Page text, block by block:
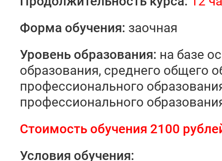
Форма обучения: заочная
Уровень образования: на базе
образования, среднего общего
профессионального
профессионального
Стоимость обучения 2100
Условия обучения: